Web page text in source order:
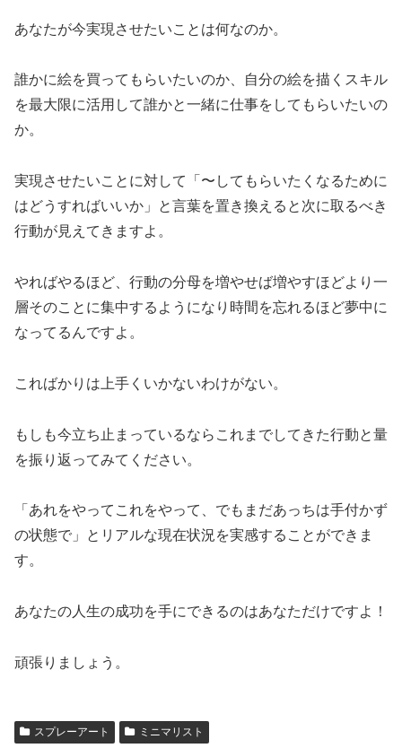
あなたが今実現させたいことは何なのか。
誰かに絵を買ってもらいたいのか、自分の絵を描くスキル
を最大限に活用して誰かと一緒に仕事をしてもらいたいの
か。
実現させたいことに対して「〜してもらいたくなるために
はどうすればいいか」と言葉を置き換えると次に取るべき
行動が見えてきますよ。
やればやるほど、行動の分母を増やせば増やすほどより一
層そのことに集中するようになり時間を忘れるほど夢中に
なってるんですよ。
こればかりは上手くいかないわけがない。
もしも今立ち止まっているならこれまでしてきた行動と量
を振り返ってみてください。
「あれをやってこれをやって、でもまだあっちは手付かず
の状態で」とリアルな現在状況を実感することができま
す。
あなたの人生の成功を手にできるのはあなただけですよ！
頑張りましょう。
スプレーアート ミニマリスト